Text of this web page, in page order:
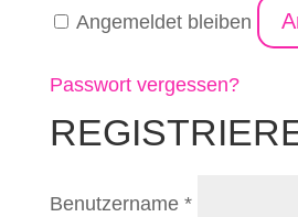
Angemeldet bleiben
Passwort vergessen?
Benutzername *